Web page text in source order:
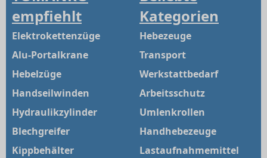
empfiehlt
Elektrokettenzüge
Alu-Portalkrane
Hebelzüge
Handseilwinden
Hydraulikzylinder
Blechgreifer
Kippbehälter
Kategorien
Hebezeuge
Transport
Werkstattbedarf
Arbeitsschutz
Umlenkrollen
Handhebezeuge
Lastaufnahmemittel